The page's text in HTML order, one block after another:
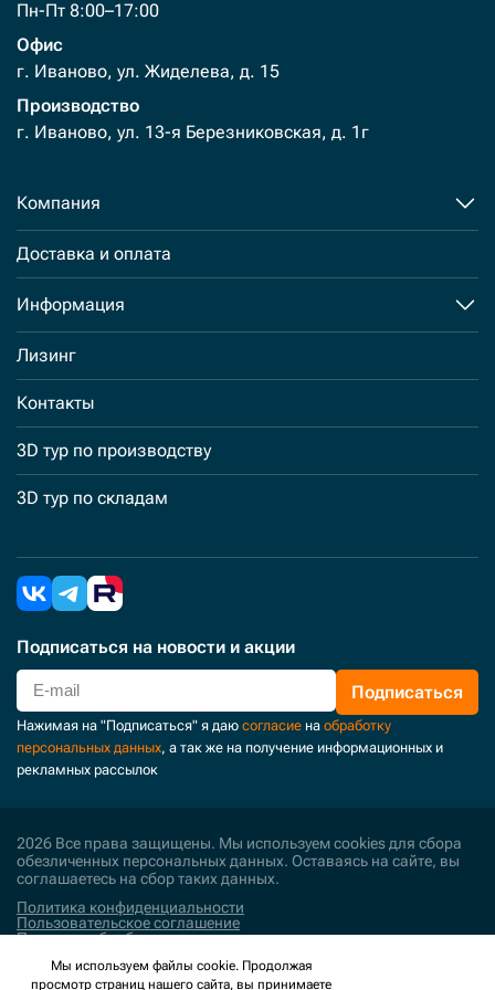
Пн-Пт 8:00–17:00
Офис
г. Иваново, ул. Жиделева, д. 15
Производство
г. Иваново, ул. 13-я Березниковская, д. 1г
Компания
Доставка и оплата
Информация
Лизинг
Контакты
3D тур по производству
3D тур по складам
Подписаться на новости и акции
Подписаться
Нажимая на "Подписаться" я даю согласие на обработку
персональных данных, а так же на получение информационных и
рекламных рассылок
2026 Все права защищены. Мы используем cookies для сбора
обезличенных персональных данных. Оставаясь на сайте, вы
соглашаетесь на сбор таких данных.
Политика конфиденциальности
Пользовательское соглашение
Политика обработки персональных данных
Поддержка и развитие
Мы используем файлы cookie. Продолжая
просмотр страниц нашего сайта, вы принимаете